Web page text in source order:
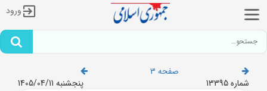
ورود
صفحه 3
شماره 13395
پنجشنبه 1405/04/11